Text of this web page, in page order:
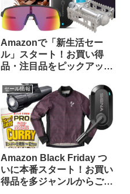
Amazonで「新生活セー
ル」スタート！お買い得
品・注目品をピックアップ
セール情報
Amazon Black Friday つ
いに本番スタート！お買い
得品を多ジャンルからご紹